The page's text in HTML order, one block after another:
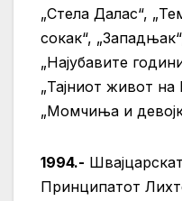
„Стела Далас“,
сокак“,
„Најубавите
„Тајниот живот на
„Момчиња и
1994.-
Принципатот